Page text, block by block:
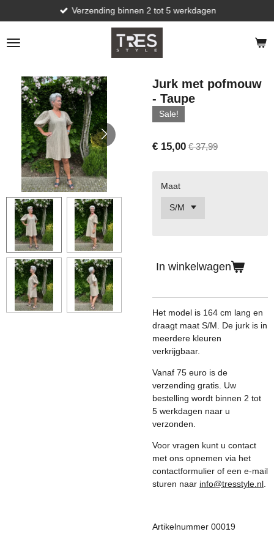
direct
naar
de
Verzending binnen 2 tot 5 werkdagen
Jurk met pofmouw
- Taupe
Sale!
€ 15,00 € 37,99
Maat
In winkelwagen
Het model is 164 cm lang en
draagt maat S/M. De jurk is in
meerdere kleuren
verkrijgbaar.
Vanaf 75 euro is de
verzending gratis. Uw
bestelling wordt binnen 2 tot
5 werkdagen naar u
verzonden.
Voor vragen kunt u contact
met ons opnemen via het
contactformulier of een e-mail
sturen naar info@tresstyle.nl
Artikelnummer 00019